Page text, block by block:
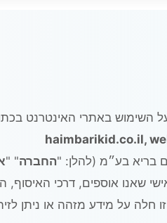
השימוש באתרי האינטרנט
haimbarikid.co.il,
בריא בע״מ (להלן: "החברה" "
שאנו אוספים, דרכי האיסוף,
זו חלה על מידע מזהה או ניתן